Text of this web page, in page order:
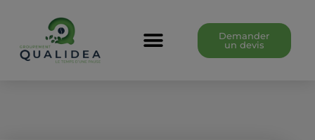
contenu
Demander
un devis